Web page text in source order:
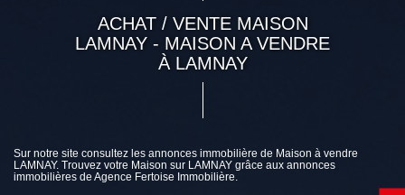
ACHAT / VENTE MAISON
LAMNAY - MAISON A VENDRE
À LAMNAY
Sur notre site consultez les annonces immobilière de Maison à vendre
LAMNAY. Trouvez votre Maison sur LAMNAY grâce aux annonces
immobilières de Agence Fertoise Immobilière.